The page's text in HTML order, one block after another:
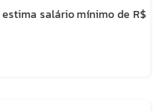
salário mínimo de R$